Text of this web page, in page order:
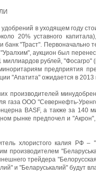
в уходящем году
20% уставного
банк "Траст". Первоначально
аукцион был
миллиардов рублей,
предприятия
"Апатита" ожидается в 2013
производителей
газа ООО "Севернефть-
BASF, а также за
рынке предпочел и "Акрон",
хлористого калия РФ
производителем
трейдера
и "Беларуськалий" будут